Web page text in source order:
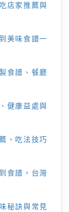
店家推薦與
美味食譜一
食譜、餐廳
健康益處與
、吃法技巧
食譜，台灣
秘訣與常見